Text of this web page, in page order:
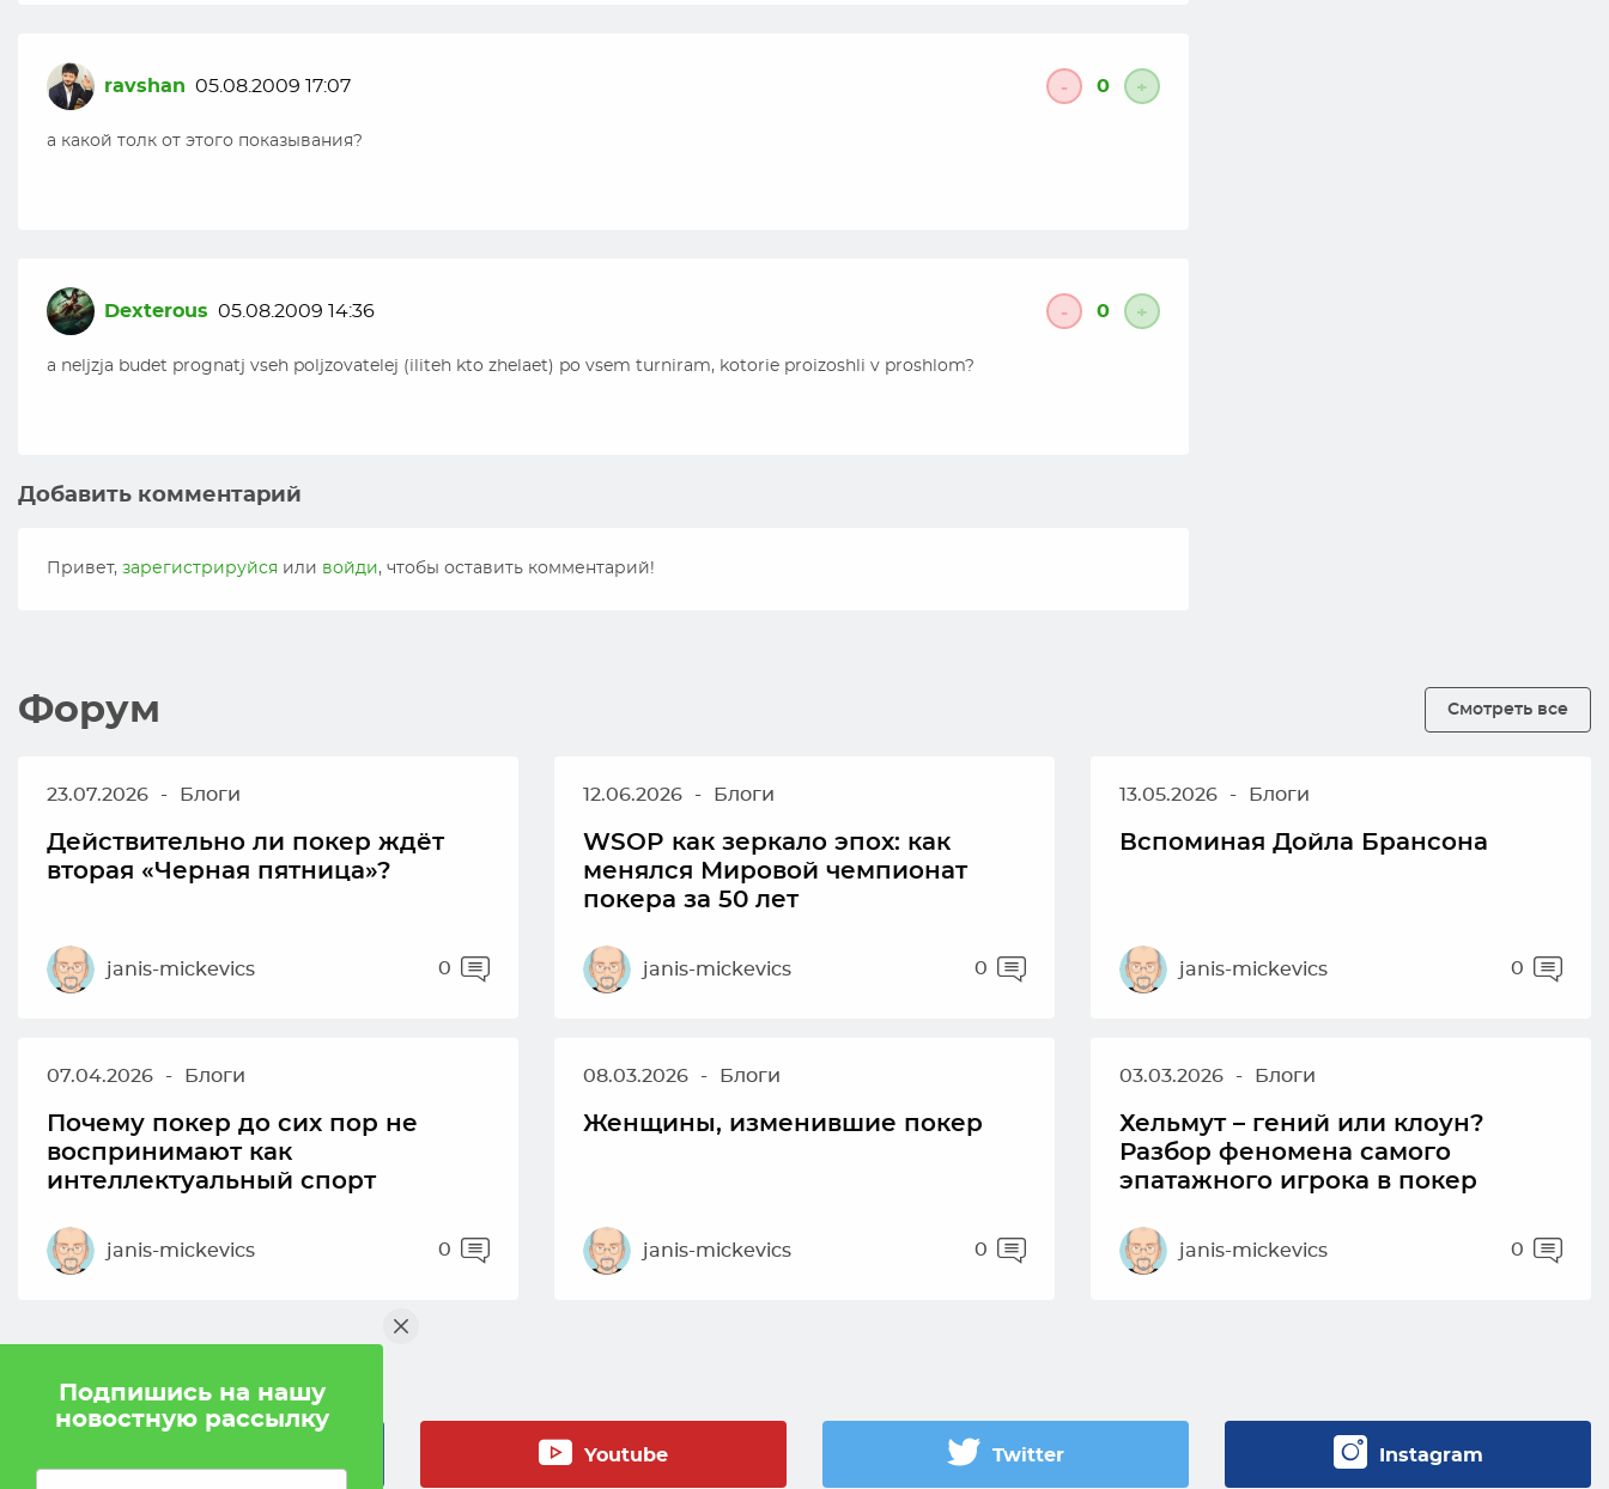
ravshan 05.08.2009 17:07 - 0 +
а какой толк от этого показывания?
Dexterous 05.08.2009 14:36 - 0 +
a neljzja budet prognatj vseh poljzovatelej (iliteh kto zhelaet) po vsem turniram, kotorie proizoshli v proshlom?
Добавить комментарий
Привет, зарегистрируйся или войди, чтобы оставить комментарий!
Форум Смотреть все
23.07.2026 - Блоги
Действительно ли покер ждёт
вторая «Черная пятница»?
janis-mickevics 0
12.06.2026 - Блоги
WSOP как зеркало эпох: как
менялся Мировой чемпионат
покера за 50 лет
janis-mickevics 0
13.05.2026 - Блоги
Вспоминая Дойла Брансона
janis-mickevics 0
07.04.2026 - Блоги
Почему покер до сих пор не
воспринимают как
интеллектуальный спорт
janis-mickevics 0
08.03.2026 - Блоги
Женщины, изменившие покер
janis-mickevics 0
03.03.2026 - Блоги
Хельмут – гений или клоун?
Разбор феномена самого
эпатажного игрока в покер
janis-mickevics 0
Мы в социальных сетях
Youtube Twitter Instagram
Подпишись на нашу
новостную рассылку